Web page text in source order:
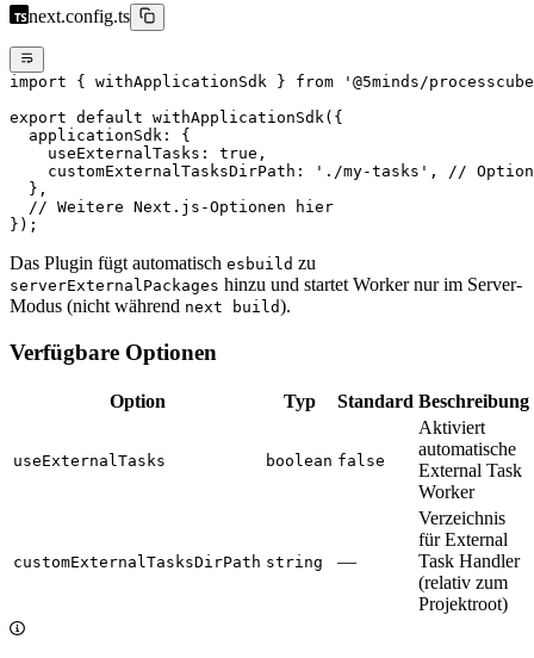
next.config.ts
import { withApplicationSdk } from '@5minds/
export default withApplicationSdk ({
  applicationSdk: {
    useExternalTasks:
true ,
    customExternalTasksDirPath:
'./my-tasks' ,
//
  },
  // Weitere Next.js-Optionen hier
});
Das Plugin fügt automatisch esbuild zu
serverExternalPackages hinzu und startet Worker nur im Server-
Modus (nicht während next build).
Verfügbare Optionen
Option Typ Standard Beschreibung
useExternalTasks boolean false
Aktiviert
automatische
External Task
Worker
customExternalTasksDirPath string —
Verzeichnis
für External
Task Handler
(relativ zum
Projektroot)